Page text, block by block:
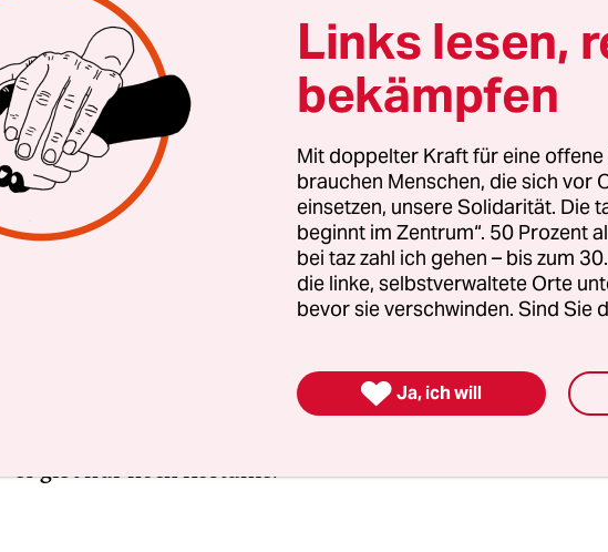
Entscheidung bekannt gab, dass auch Theater und Opern
werden. Gerade diese Institutionen hatten mit penibel
Hygieneregeln gezeigt, dass mitten in der Pandemie
Publikum möglich sind, die allen Maßstäben der Kunst
Sie waren Refugien des Geistes, und insbesonderedie
in Berlin hatte mit Beckett, Schönberg und Dagmar
eindrückliches Beispiel dafür geliefert, wie mit
reduzierten Mitteln maximale Wirkungen erzielt werden
Shutdown hat Barrie Kosky eine Version von Jacques
Kassenschlager „Die Großherzogin von Gerolstein“
es gibt nur noch Kostüme.
Links lesen,
bekämpfen
Mit doppelter Kraft für eine
brauchen Menschen, die sich vor
einsetzen, unsere Solidarität. Die
beginnt im Zentrum“. 50 Prozent
bei taz zahl ich gehen – bis zum
die linke, selbstverwaltete Orte
bevor sie verschwinden. Sind Sie
 Ja, ich will